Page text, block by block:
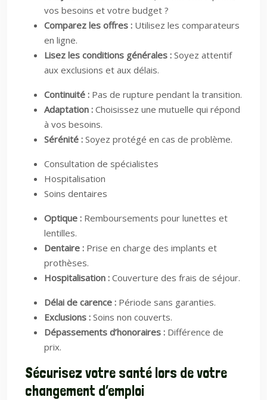
vos besoins et votre budget ?
Comparez les offres : Utilisez les comparateurs
en ligne.
Lisez les conditions générales : Soyez attentif
aux exclusions et aux délais.
Continuité : Pas de rupture pendant la transition.
Adaptation : Choisissez une mutuelle qui répond
à vos besoins.
Sérénité : Soyez protégé en cas de problème.
Consultation de spécialistes
Hospitalisation
Soins dentaires
Optique : Remboursements pour lunettes et
lentilles.
Dentaire : Prise en charge des implants et
prothèses.
Hospitalisation : Couverture des frais de séjour.
Délai de carence : Période sans garanties.
Exclusions : Soins non couverts.
Dépassements d’honoraires : Différence de
prix.
Sécurisez votre santé lors de votre
changement d’emploi